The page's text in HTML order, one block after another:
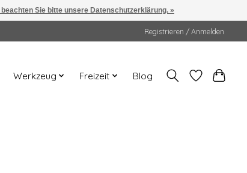
Registrieren / Anmelden
Werkzeug Freizeit Blog
Sie bitte unsere Datenschutzerklärung. »